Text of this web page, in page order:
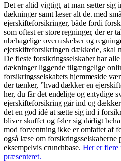
Det er altid vigtigt, at man sætter sig
dækninger samt læser alt det med
ejerskifteforsikringer, både fordi
som oftest er store regninger, der er
ubehagelige overraskelser og
ejerskifteforsikringen dækkede, skal
De fleste forsikringsselskaber har
dækninger liggende tilgængelige
forsikringsselskabets hjemmeside
der tænker, ”hvad dækker en
her, du får det endelige og entydige
ejerskifteforsikring går ind og
det en god idé at sætte sig ind i
bliver skuffet og føler sig dårligt
mod forventning ikke er omfattet af
også læse om forsikringsselskaberne
eksempelvis crunchbase. Her er flere
præsenteret.